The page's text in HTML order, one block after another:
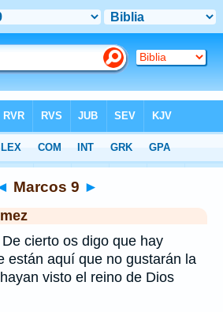
Marcos 9 ►
cierto os digo que hay
están aquí que no gustarán la
visto el reino de Dios